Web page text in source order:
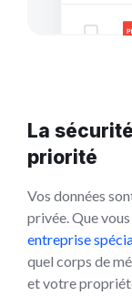
La
priorité
Vos données
privée. Que
entreprise
quel corps de
et votre